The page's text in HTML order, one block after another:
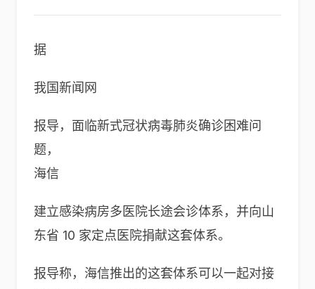
据
我国新闻网
报导，面临新式冠状病毒肺炎确诊困难问
题，
海信
建立感染病房多医院长途会诊体系，并向山
东省 10 家定点医院捐献这套体系。
报导称，海信推出的这套体系可以一起对接